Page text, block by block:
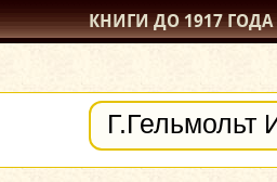
КНИГИ ДО 1917ГОДА